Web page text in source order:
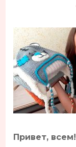
Привет, всем!